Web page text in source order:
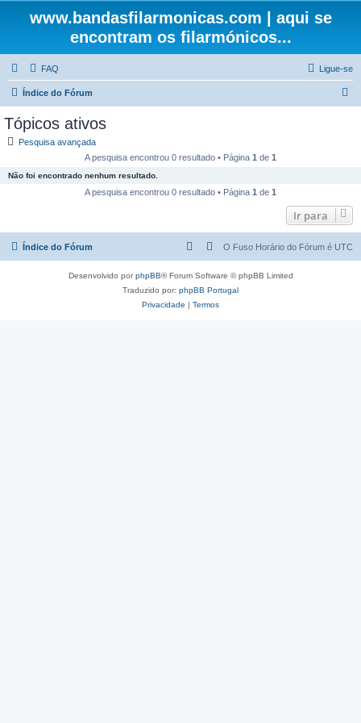
www.bandasfilarmonicas.com | aqui se
encontram os filarmónicos...
FAQ Ligue-se
Índice do Fórum
s
r
Tópicos ativos
Pesquisa avançada
A pesquisa encontrou 0 resultado • Página 1 de 1
Não foi encontrado nenhum resultado.
A pesquisa encontrou 0 resultado • Página 1 de 1
Ir para
Índice do Fórum O Fuso Horário do Fórum é UTC
Desenvolvido porphpBB® Forum Software © phpBB Limited
Traduzido por: phpBB Portugal
Privacidade | Termos